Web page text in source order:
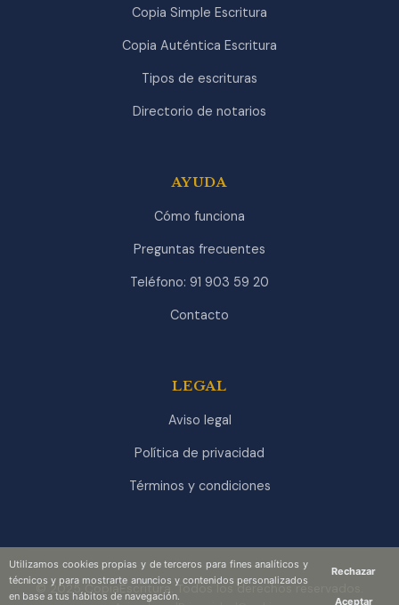
Utilizamos cookies propias y de terceros para fines analíticos y
técnicos y para mostrarte anuncios y contenidos personalizados
en base a tus hábitos de navegación.
Rechazar
Aceptar
Copia Simple Escritura
Copia Auténtica Escritura
Tipos de escrituras
Directorio de notarios
AYUDA
Cómo funciona
Preguntas frecuentes
Teléfono: 91 903 59 20
Contacto
LEGAL
Aviso legal
Política de privacidad
Términos y condiciones
© 2025 CopiaEscritura. Todos los derechos reservados.